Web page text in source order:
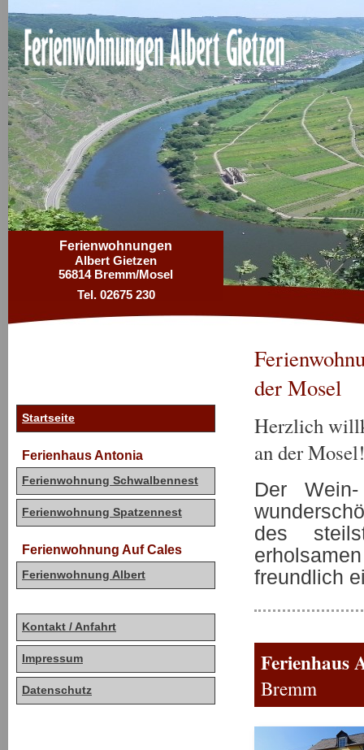
Ferienwohnungen
Albert Gietzen
56814 Bremm/Mosel
Tel. 02675 230
Startseite
Ferienhaus Antonia
Ferienwohnung Schwalbennest
Ferienwohnung Spatzennest
Ferienwohnung Auf Cales
Ferienwohnung Albert
Kontakt / Anfahrt
Impressum
Datenschutz
der Mosel
Herzlich
an der Mosel!
Der
des
freundlich
Ferienhaus
Bremm